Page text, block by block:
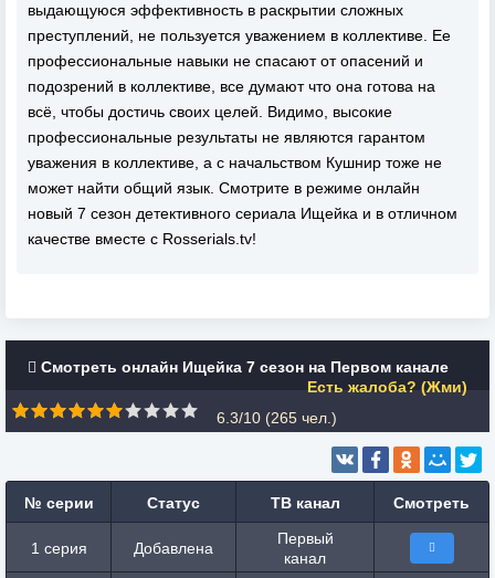
выдающуюся эффективность в раскрытии сложных
преступлений, не пользуется уважением в коллективе. Ее
профессиональные навыки не спасают от опасений и
подозрений в коллективе, все думают что она готова на
всё, чтобы достичь своих целей. Видимо, высокие
профессиональные результаты не являются гарантом
уважения в коллективе, а с начальством Кушнир тоже не
может найти общий язык. Смотрите в режиме онлайн
новый 7 сезон детективного сериала Ищейка и в отличном
качестве вместе с Rosserials.tv!
Смотреть онлайн Ищейка 7 сезон на Первом канале
Есть жалоба? (Жми)
6.3/10 (265 чел.)
№ серии Статус ТВ канал Смотреть
1 серия Добавлена
Первый
канал